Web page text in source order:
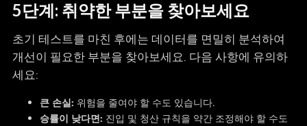
5단계: 취약한 부분을 찾아보세요
초기 테스트를 마친 후에는 데이터를 면밀히 분석하여
개선이 필요한 부분을 찾아보세요. 다음 사항에 유의하
세요:
큰 손실: 위험을 줄여야 할 수도 있습니다.
승률이 낮다면: 진입 및 청산 규칙을 약간 조정해야 할 수도